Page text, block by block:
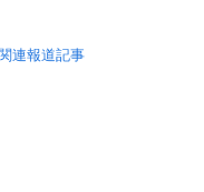
連報道記事